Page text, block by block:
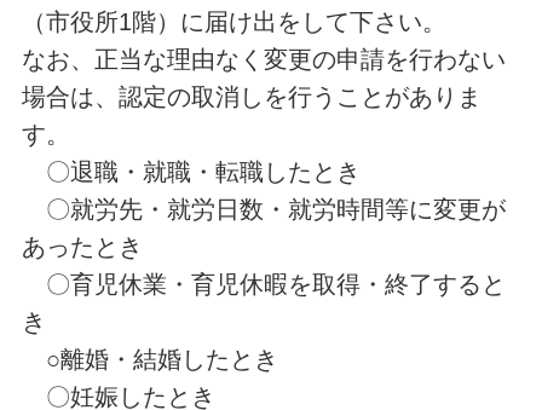
（市役所1階）に届け出をして下さい。
なお、正当な理由なく変更の申請を行わない
場合は、認定の取消しを行うことがありま
す。
〇退職・就職・転職したとき
〇就労先・就労日数・就労時間等に変更が
あったとき
〇育児休業・育児休暇を取得・終了すると
き
○離婚・結婚したとき
〇妊娠したとき